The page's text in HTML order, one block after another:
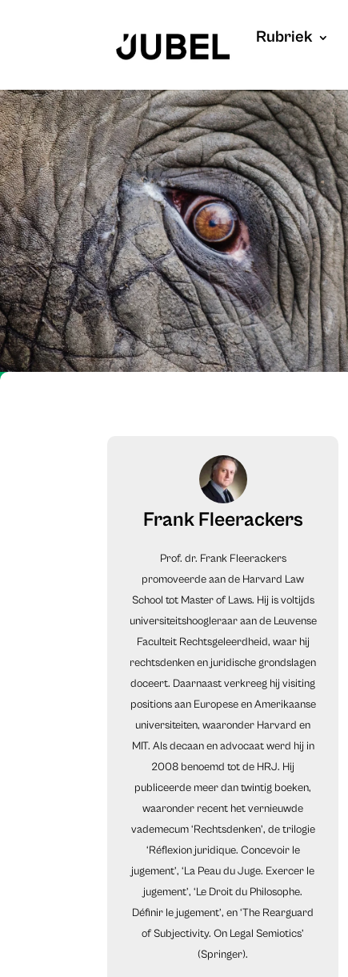
Rubriek
Frank Fleerackers
Prof. dr. Frank Fleerackers
promoveerde aan de Harvard Law
School tot Master of Laws. Hij is voltijds
universiteitshoogleraar aan de Leuvense
Faculteit Rechtsgeleerdheid, waar hij
rechtsdenken en juridische grondslagen
doceert. Daarnaast verkreeg hij visiting
positions aan Europese en Amerikaanse
universiteiten, waaronder Harvard en
MIT. Als decaan en advocaat werd hij in
2008 benoemd tot de HRJ. Hij
publiceerde meer dan twintig boeken,
waaronder recent het vernieuwde
vademecum ‘Rechtsdenken’, de trilogie
‘Réflexion juridique. Concevoir le
jugement’, ‘La Peau du Juge. Exercer le
jugement’, ‘Le Droit du Philosophe.
Définir le jugement’, en ‘The Rearguard
of Subjectivity. On Legal Semiotics’
(Springer).